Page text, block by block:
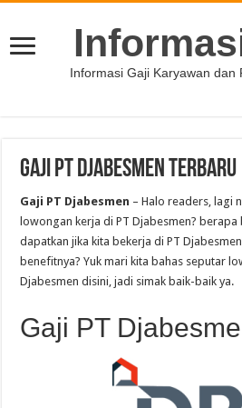
Informasi Gaji Karyawan dan
Gaji PT Djabesmen Terbaru
Gaji PT Djabesmen – Halo readers, lagi
lowongan kerja di PT Djabesmen?
dapatkan jika kita bekerja di PT
benefitnya? Yuk mari kita bahas seputar
Djabesmen disini, jadi simak baik-baik ya.
Gaji PT